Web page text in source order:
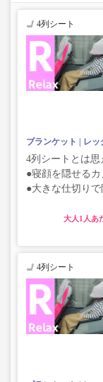
4列シート
ブランケット レッ
4列シートとは
●寝顔を隠せる
●大きな仕切り
大人
4列シート